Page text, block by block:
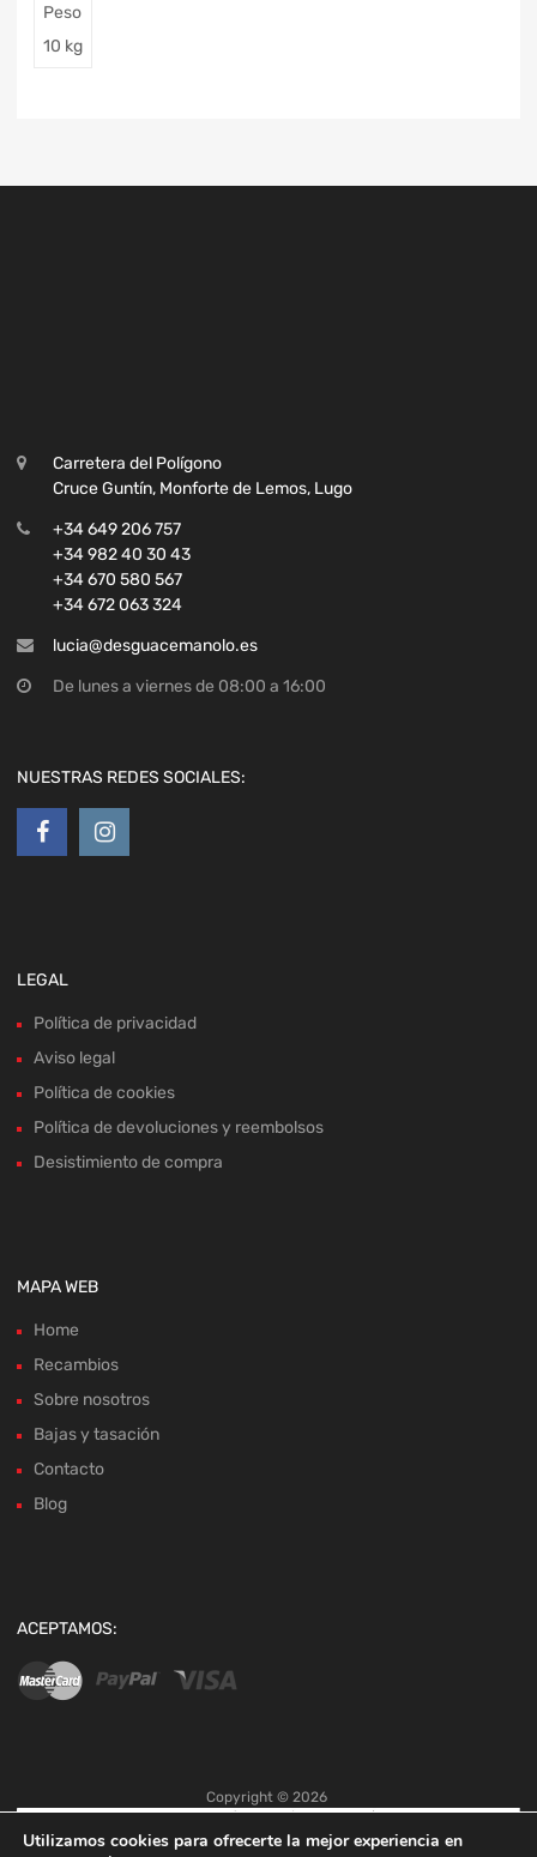
Peso
10 kg
Carretera del Polígono
Cruce Guntín, Monforte de Lemos, Lugo
+34 649 206 757
+34 982 40 30 43
+34 670 580 567
+34 672 063 324
lucia@desguacemanolo.es
De lunes a viernes de 08:00 a 16:00
NUESTRAS REDES SOCIALES:
LEGAL
Política de privacidad
Aviso legal
Política de cookies
Política de devoluciones y reembolsos
Desistimiento de compra
MAPA WEB
Home
Recambios
Sobre nosotros
Bajas y tasación
Contacto
Blog
ACEPTAMOS:
Copyright © 2026
Utilizamos cookies para ofrecerte la mejor experiencia en